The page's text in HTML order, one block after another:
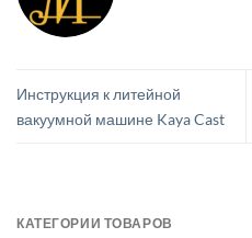
Инструкция к литейной
вакуумной машине Kaya Cast
КАТЕГОРИИ ТОВАРОВ